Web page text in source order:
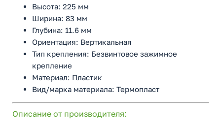
Высота: 225 мм
Ширина: 83 мм
Глубина: 11.6 мм
Ориентация: Вертикальная
Тип крепления: Безвинтовое зажимное
крепление
Материал: Пластик
Вид/марка материала: Термопласт
Описание от производителя: